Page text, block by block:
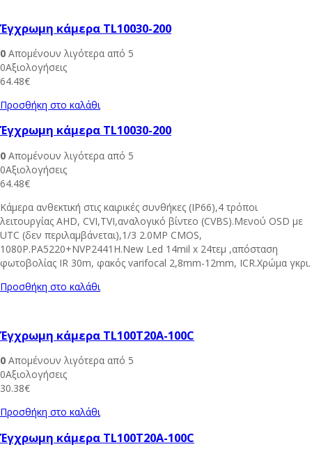
Έγχρωμη κάμερα TL10030-200
0 Απομένουν λιγότερα από 5
0Αξιολογήσεις
64.48€
Προσθήκη στο καλάθι
Έγχρωμη κάμερα TL10030-200
0 Απομένουν λιγότερα από 5
0Αξιολογήσεις
64.48€
Κάμερα ανθεκτική στις καιρικές συνθήκες (IP66),4 τρόποι
λειτουργίας AHD, CVI,TVI,αναλογικό βίντεο (CVBS).Μενού OSD με
UTC (δεν περιλαμβάνεται),1/3 2.0MP CMOS,
1080P.PA5220+NVP2441H.New Led 14mil x 24τεμ ,απόσταση
φωτοβολίας IR 30m, φακός varifocal 2,8mm-12mm, ICR.Χρώμα γκρι.
Προσθήκη στο καλάθι
Έγχρωμη κάμερα TL100T20A-100C
0 Απομένουν λιγότερα από 5
0Αξιολογήσεις
30.38€
Προσθήκη στο καλάθι
Έγχρωμη κάμερα TL100T20A-100C